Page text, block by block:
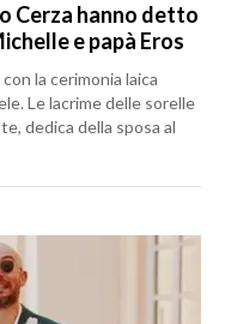
Cerza hanno detto
e papà Eros
la cerimonia laica
Le lacrime delle sorelle
dedica della sposa al